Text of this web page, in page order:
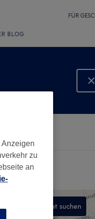
FÜR
BLOG
In diesem Gebiet suchen
zu
an